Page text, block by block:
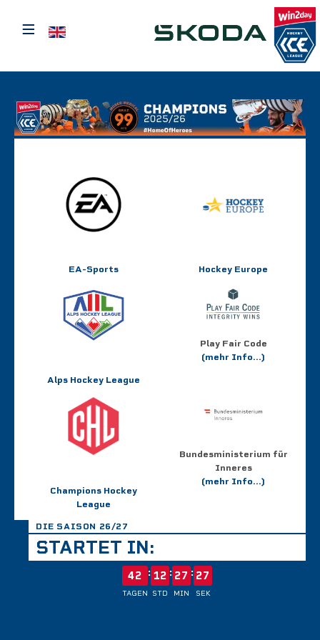
≡ Sprache auswählen
EA-Sports Hockey Europe
Alps Hockey League
Play Fair Code
(mehr Info...)
Champions Hockey
League
Bundesministerium für
Inneres
(mehr Info...)
DIE SAISON 26/27
STARTET IN:
42
TAGEN
: 12
STD
: 27
MIN
: 27
SEK